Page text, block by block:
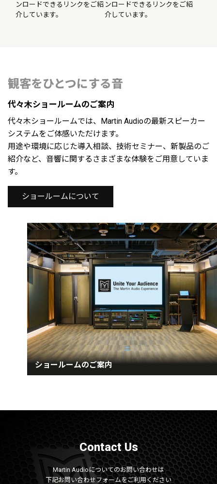
ンロードできるリンクをご紹
介しています。
ンロードできるリンクをご紹
介しています。
ショールームのご案内
観客をひとつにする音
代々木ショールームのご案内
代々木ショールームでは、Martin Audioの最新スピーカー
システムをご体感いただけます。
用途や環境に応じた導入相談、技術セミナー、新製品のご
紹介など、音響に関するさまざまな体験をご用意していま
す。
ショールームについて
Contact Us
Martin Audioについてのお問い合わせは
下記お問い合わせフォームをご利用ください